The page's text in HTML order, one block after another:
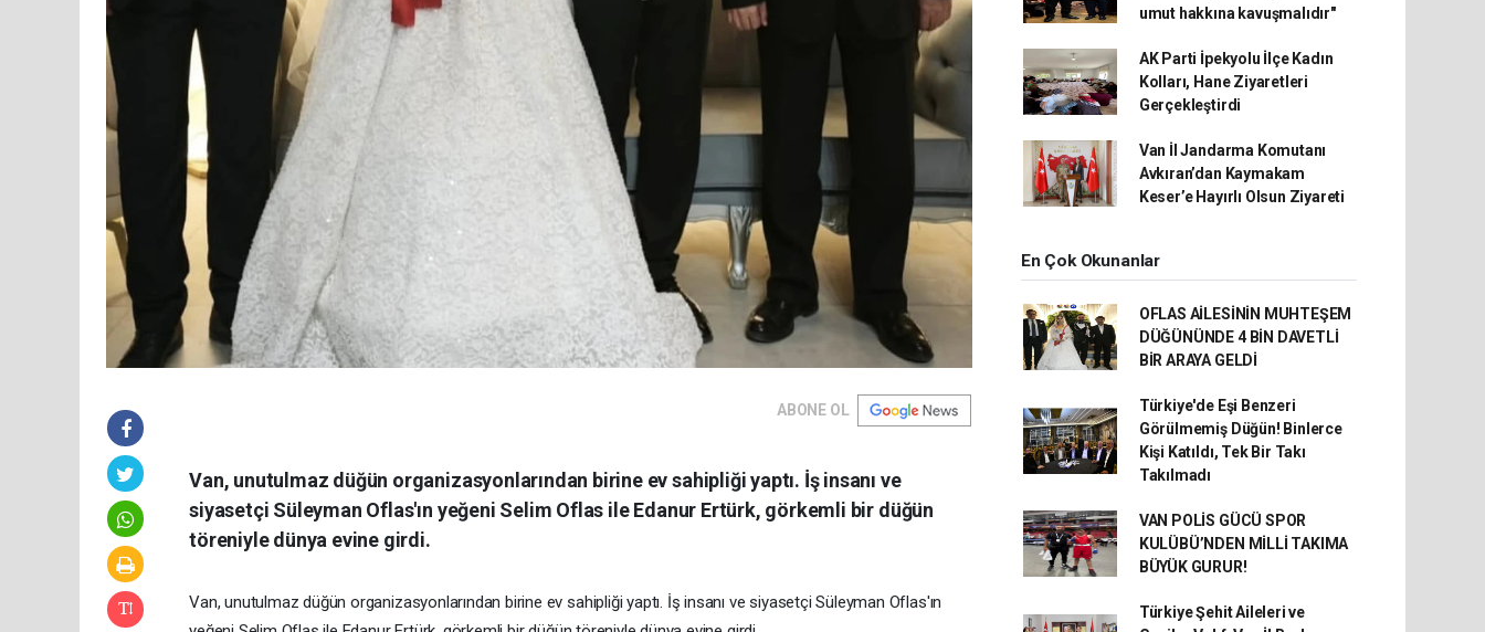
ABONE OL
Van, unutulmaz düğün organizasyonlarından birine ev sahipliği yaptı. İş insanı ve
siyasetçi Süleyman Oflas'ın yeğeni Selim Oflas ile Edanur Ertürk, görkemli bir düğün
töreniyle dünya evine girdi.
Van, unutulmaz düğün organizasyonlarından birine ev sahipliği yaptı. İş insanı ve siyasetçi Süleyman Oflas'ın
umut hakkına kavuşmalıdır"
AK Parti İpekyolu İlçe Kadın
Kolları, Hane Ziyaretleri
Gerçekleştirdi
Van İl Jandarma Komutanı
Avkıran’dan Kaymakam
Keser’e Hayırlı Olsun Ziyareti
En Çok Okunanlar
OFLAS AİLESİNİN MUHTEŞEM
DÜĞÜNÜNDE 4 BİN DAVETLİ
BİR ARAYA GELDİ
Türkiye'de Eşi Benzeri
Görülmemiş Düğün! Binlerce
Kişi Katıldı, Tek Bir Takı
Takılmadı
VAN POLİS GÜCÜ SPOR
KULÜBÜ’NDEN MİLLİ TAKIMA
BÜYÜK GURUR!
Türkiye Şehit Aileleri ve